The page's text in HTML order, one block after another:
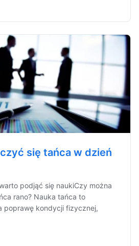
się tańca w dzień
podjąć się naukiCzy można
rano? Nauka tańca to
poprawę kondycji fizycznej,